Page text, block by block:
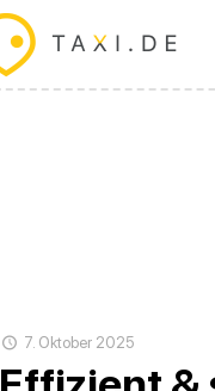
7. Oktober 2025